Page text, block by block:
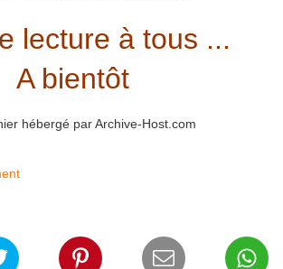
lecture à tous ...
A bientôt